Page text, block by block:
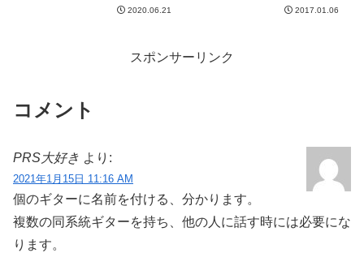
２０記事中、インポート失敗が５
記事くらいありそうです。内訳
2020.06.21
と、、、・・・・・・・・・お年
ちゃ...
2017.01.06
スポンサーリンク
コメント
PRS大好き より:
2021年1月15日 11:16 AM
個のギターに名前を付ける、分かります。
複数の同系統ギターを持ち、他の人に話す時には必要にな
ります。